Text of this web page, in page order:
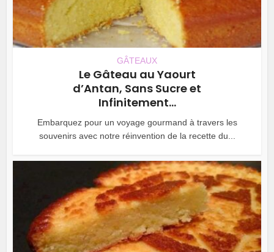
GÂTEAUX
Le Gâteau au Yaourt
d’Antan, Sans Sucre et
Infinitement...
Embarquez pour un voyage gourmand à travers les
souvenirs avec notre réinvention de la recette du...